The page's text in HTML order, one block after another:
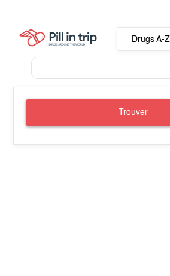
Drugs A-Z
Trouver